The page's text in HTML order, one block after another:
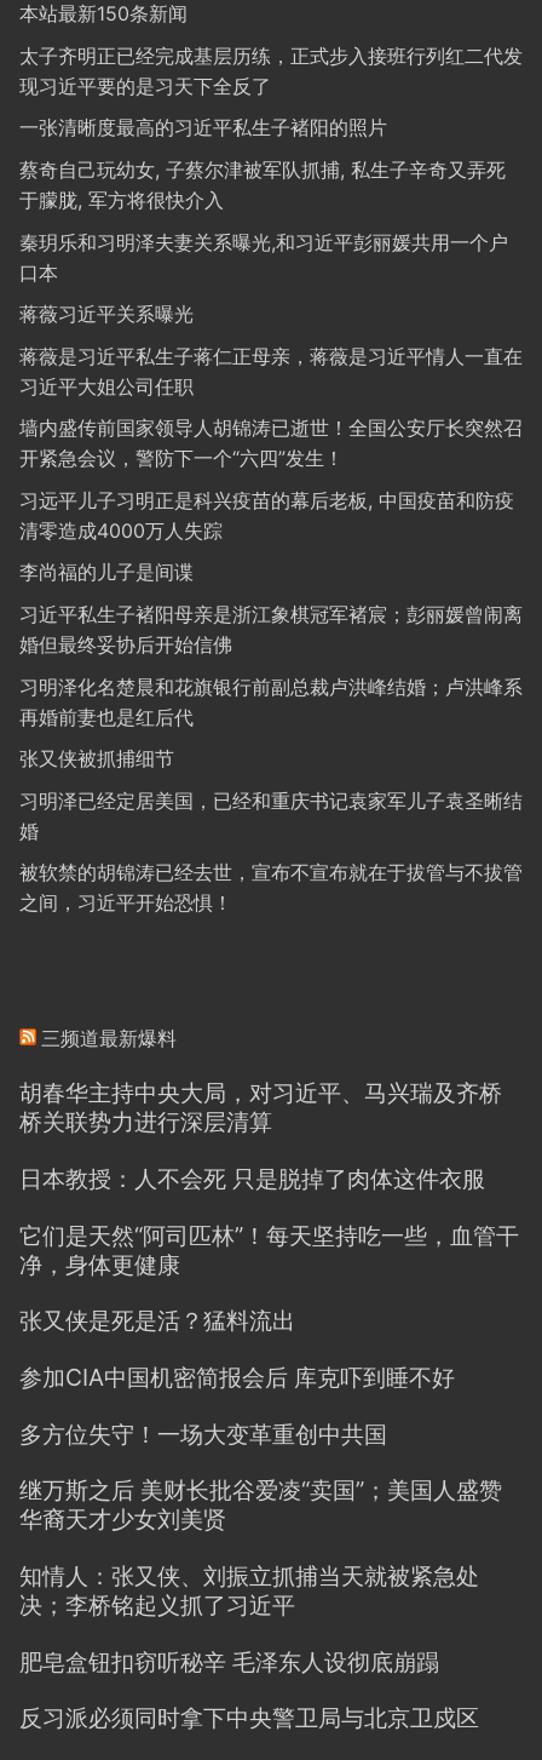
本站最新150条新闻
太子齐明正已经完成基层历练，正式步入接班行列红二代发
现习近平要的是习天下全反了
一张清晰度最高的习近平私生子褚阳的照片
蔡奇自己玩幼女, 子蔡尔津被军队抓捕, 私生子辛奇又弄死
于朦胧, 军方将很快介入
秦玥乐和习明泽夫妻关系曝光,和习近平彭丽媛共用一个户
口本
蒋薇习近平关系曝光
蒋薇是习近平私生子蒋仁正母亲，蒋薇是习近平情人一直在
习近平大姐公司任职
墙内盛传前国家领导人胡锦涛已逝世！全国公安厅长突然召
开紧急会议，警防下一个“六四”发生！
习远平儿子习明正是科兴疫苗的幕后老板, 中国疫苗和防疫
清零造成4000万人失踪
李尚福的儿子是间谍
习近平私生子褚阳母亲是浙江象棋冠军褚宸；彭丽媛曾闹离
婚但最终妥协后开始信佛
习明泽化名楚晨和花旗银行前副总裁卢洪峰结婚；卢洪峰系
再婚前妻也是红后代
张又侠被抓捕细节
习明泽已经定居美国，已经和重庆书记袁家军儿子袁圣晰结
婚
被软禁的胡锦涛已经去世，宣布不宣布就在于拔管与不拔管
之间，习近平开始恐惧！
三频道最新爆料
胡春华主持中央大局，对习近平、马兴瑞及齐桥
桥关联势力进行深层清算
日本教授：人不会死 只是脱掉了肉体这件衣服
它们是天然“阿司匹林”！每天坚持吃一些，血管干
净，身体更健康
张又侠是死是活？猛料流出
参加CIA中国机密简报会后 库克吓到睡不好
多方位失守！一场大变革重创中共国
继万斯之后 美财长批谷爱凌“卖国”；美国人盛赞
华裔天才少女刘美贤
知情人：张又侠、刘振立抓捕当天就被紧急处
决；李桥铭起义抓了习近平
肥皂盒钮扣窃听秘辛 毛泽东人设彻底崩蹋
反习派必须同时拿下中央警卫局与北京卫戍区